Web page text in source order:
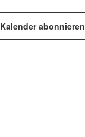
Kalender abonnieren